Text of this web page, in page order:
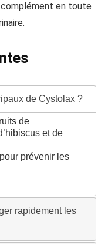
en toute
de Cystolax ?
de
et de
prévenir les
rapidement les